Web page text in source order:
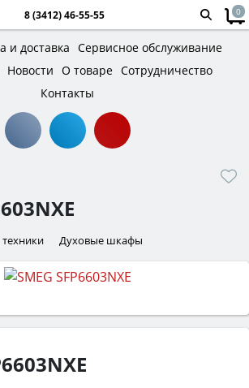
8 (3412) 46-55-55 0
и доставка Сервисное обслуживание
Новости О товаре Сотрудничество
Контакты
техники Духовые шкафы